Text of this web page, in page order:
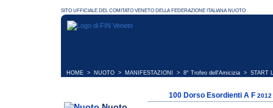
HOME > NUOTO > MANIFESTAZIONI > 8° Trofeo dell'Amicizia > START
100 Dorso Esordienti A F 2012